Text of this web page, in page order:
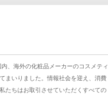
、海外の化粧品メーカーのコスメティ
まいりました。情報社会を迎え、消費
たちはお取引させていただくすべての